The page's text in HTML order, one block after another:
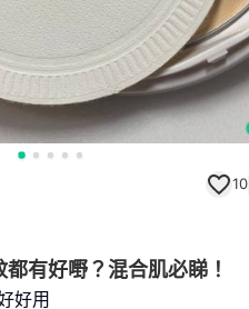
10
有好嘢？混合肌必睇！
好用